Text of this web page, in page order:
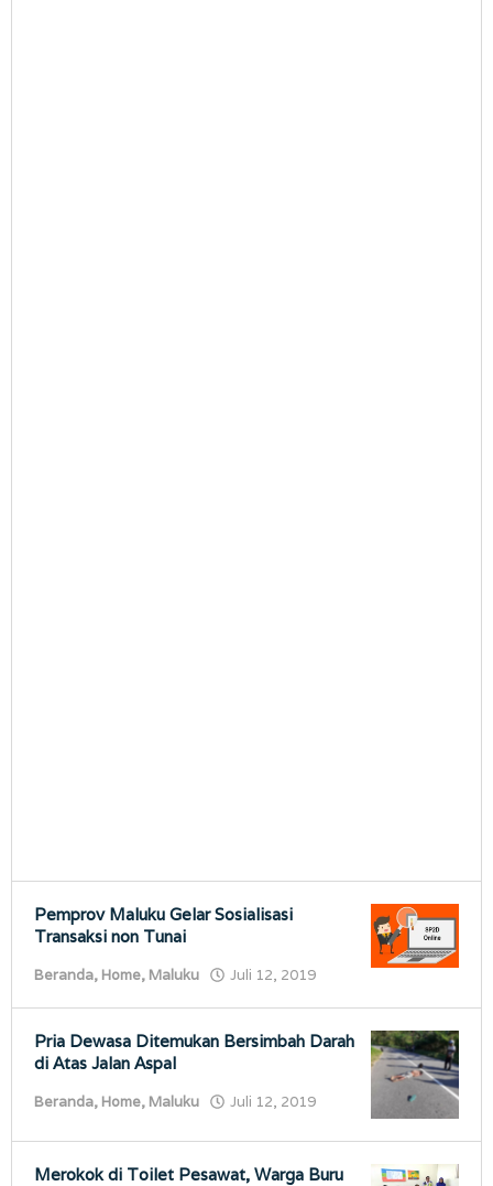
Pemprov Maluku Gelar Sosialisasi
Transaksi non Tunai
Beranda, Home, Maluku Juli 12, 2019
Pria Dewasa Ditemukan Bersimbah Darah
di Atas Jalan Aspal
Beranda, Home, Maluku Juli 12, 2019
porostimur.com
Merokok di Toilet Pesawat, Warga Buru